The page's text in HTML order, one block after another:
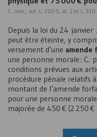
C. com., art. L. 310-5, al. 2 et L.
Depuis la loi du 24 janvier
peut être éteinte, y
versement d’une amende
une personne morale : C.
conditions prévues aux
procédure pénale relatifs
montant de l’amende
pour une personne
majorée de 450 € (2 250